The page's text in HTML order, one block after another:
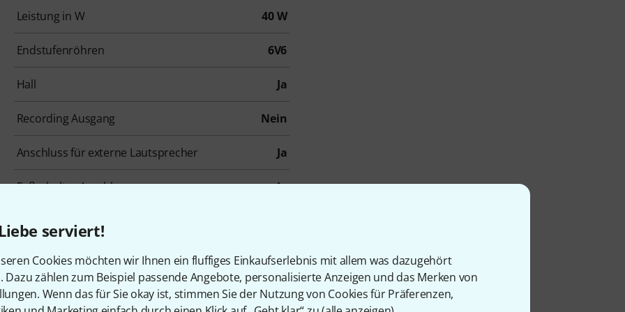
serviert!
Cookies möchten wir Ihnen ein fluffiges Einkaufserlebnis mit allem was dazugehört
Dazu zählen zum Beispiel passende Angebote, personalisierte Anzeigen und das Merken von
Wenn das für Sie okay ist, stimmen Sie der Nutzung von Cookies für Präferenzen,
Leistung in W 40 W
Endstufenröhren 6V6
Hall Ja
Recording Ausgang Nein
Anschluss für externe Lautsprecher Ja
Fußschalter Anschluss Ja
Gewicht in kg
& passende Artikel